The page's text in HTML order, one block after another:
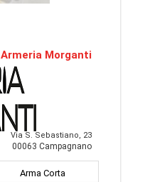
Armeria Morganti
Via S. Sebastiano, 23
00063 Campagnano
Arma Corta